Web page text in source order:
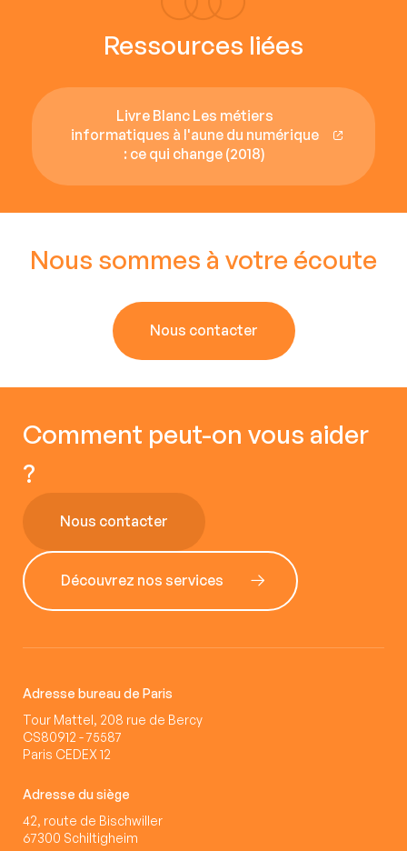
Ressources liées
Livre Blanc Les métiers
informatiques à l'aune du numérique
: ce qui change (2018)
Nous sommes à votre écoute
Nous contacter
Comment peut-on vous aider
?
Nous contacter
Découvrez nos services
Adresse bureau de Paris
Tour Mattel, 208 rue de Bercy
CS80912 - 75587
Paris CEDEX 12
Adresse du siège
42, route de Bischwiller
67300 Schiltigheim